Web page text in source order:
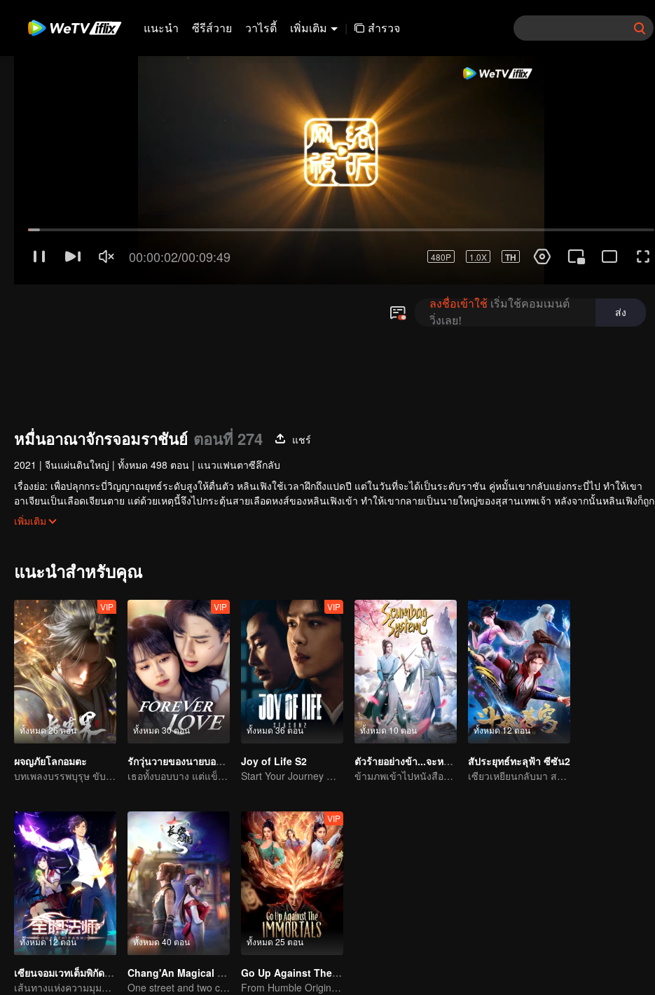
แนะนำ ซีรีส์วาย วาไรตี้ เพิ่มเติม | สำรวจ
61-90 91-120 121-150
หมื่นอาณาจักรจอมราชันย์ ตอนที่ 274
แชร์
2021 | จีนแผ่นดินใหญ่ | ทั้งหมด 498 ตอน | แนวแฟนตาซีลึกลับ
เรื่องย่อ: เพื่อปลุกกระบี่วิญญาณยุทธ์ระดับสูงให้ตื่นตัว หลินเฟิงใช้เวลาฝึกถึงแปดปี แต่ในวันที่จะได้เป็นระดับราชัน คู่หมั้นเขากลับแย่งกระบี่ไป ทำให้เขา
อาเจียนเป็นเลือดเจียนตาย แต่ด้วยเหตุนี้จึงไปกระตุ้นสายเลือดหงส์ของหลินเฟิงเข้า ทำให้เขากลายเป็นนายใหญ่ของสุสานเทพเจ้า หลังจากนั้นหลินเฟิงก็ถูก
คนในตระกูลหลินกีดกัน แต่โชคดีที่มีน้องสาวและท่านปู่อยู่เคียงข้างและมีพลังใหม่คอยช่วยเหลือ เขาจึงดูดซับพลังจากผู้แข็งแกร่งสำเร็จ
หลินเฟิงข้ามภยันตรายมากมาย เติบโตจนกลายเป็นผู้แกร่งที่ผู้คนนับถือและก้าวขึ้นสู่จุดสูงสุด
เพิ่มเติม
แนะนำสำหรับคุณ
ทั้งหมด 26 ตอน
VIP
ผจญภัยโลกอมตะ
บทเพลงบรรพบุรุษ ขับขานด้วยเลือดและน้ำตา
ทั้งหมด 30 ตอน
VIP
รักวุ่นวายของนายบอดี้การ์ด
เธอทั้งบอบบาง แต่แข็งแกร่ง
ทั้งหมด 36 ตอน
VIP
Joy of Life S2
Start Your Journey With Fan Xian Again
ทั้งหมด 10 ตอน
ตัวร้ายอย่างข้า...จะหนีเอาตัวรอดยังไงดี
ข้ามภพเข้าไปหนังสือและเป็นนาง(นาย)ร้ายและโหดร้ายทารุณต่อพระเอก
ทั้งหมด 12 ตอน
สัประยุทธ์ทะลุฟ้า ซีซัน2
เซียวเหยียนกลับมา สถานการณ์ผันแปรอย่างคาดกันไม่ถึง
ทั้งหมด 12 ตอน
เซียนจอมเวทเต็มพิกัด ซีซัน1
เส้นทางแห่งความมุมานะในการฝึกพัฒนาตนเอง
ทั้งหมด 40 ตอน
Chang'An Magical Street
One street and two circles, alternating day and night.
ทั้งหมด 25 ตอน
VIP
Go Up Against The Immortal
From Humble Origins to Immortal Slayer: A Journey of Unyielding Vengeance